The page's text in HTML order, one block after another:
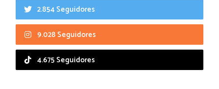
2.854 Seguidores
9.028 Seguidores
4.675 Seguidores